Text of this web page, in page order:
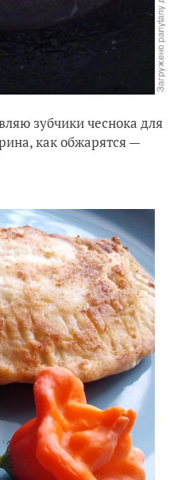
зубчики чеснока для
как обжарятся —